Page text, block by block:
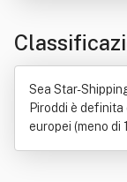
Sea Star-
Piroddi è
europei (meno di